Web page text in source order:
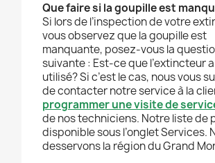
Que faire si la goupille est
Si lors de l’inspection de votre
vous observez que la goupille est
manquante, posez-vous la
suivante : Est-ce que l’extincteur
utilisé? Si c’est le cas, nous vous
de contacter notre service à la
programmer une visite de
de nos techniciens. Notre liste de
disponible sous l’onglet Services.
desservons la région du Grand